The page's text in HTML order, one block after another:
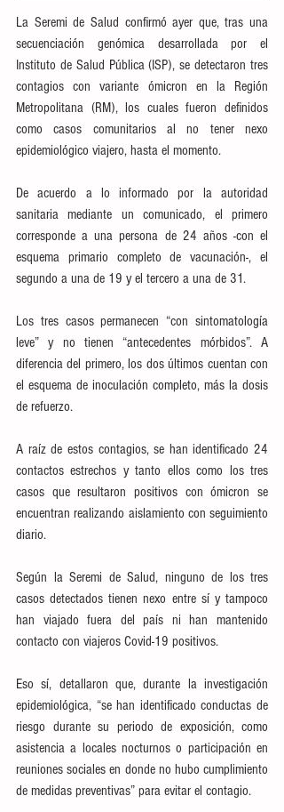
La Seremi de Salud confirmó ayer que, tras una
secuenciación genómica desarrollada por el
Instituto de Salud Pública (ISP), se detectaron tres
contagios con variante ómicron en la Región
Metropolitana (RM), los cuales fueron definidos
como casos comunitarios al no tener nexo
epidemiológico viajero, hasta el momento.
De acuerdo a lo informado por la autoridad
sanitaria mediante un comunicado, el primero
corresponde a una persona de 24 años -con el
esquema primario completo de vacunación-, el
segundo a una de 19 y el tercero a una de 31.
Los tres casos permanecen “con sintomatología
leve” y no tienen “antecedentes mórbidos”. A
diferencia del primero, los dos últimos cuentan con
el esquema de inoculación completo, más la dosis
de refuerzo.
A raíz de estos contagios, se han identificado 24
contactos estrechos y tanto ellos como los tres
casos que resultaron positivos con ómicron se
encuentran realizando aislamiento con seguimiento
diario.
Según la Seremi de Salud, ninguno de los tres
casos detectados tienen nexo entre sí y tampoco
han viajado fuera del país ni han mantenido
contacto con viajeros Covid-19 positivos.
Eso sí, detallaron que, durante la investigación
epidemiológica, “se han identificado conductas de
riesgo durante su periodo de exposición, como
asistencia a locales nocturnos o participación en
reuniones sociales en donde no hubo cumplimiento
de medidas preventivas” para evitar el contagio.